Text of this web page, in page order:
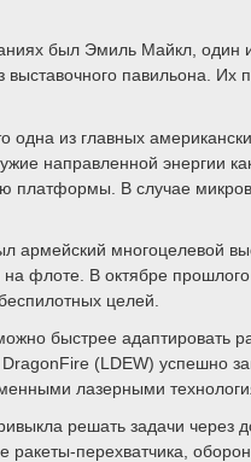
был Эмиль Майкл, один
павильона.
из главных
направленной энергии
В случае
многоцелевой
флоте. В октябре
целей.
быстрее адаптировать
DragonFire (LDEW)
лазерными
решать задачи
перехватчика,